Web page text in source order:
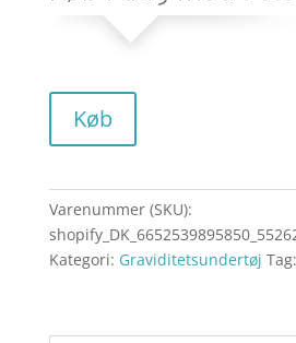
Køb
Varenummer (SKU):
Kategori: Graviditetsundertøj Tag: